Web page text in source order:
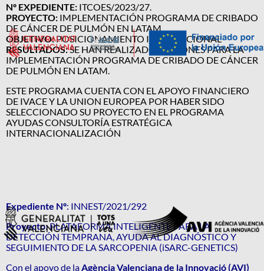
Nº EXPEDIENTE: ITCOES/2023/27.
PROYECTO: IMPLEMENTACIÓN PROGRAMA DE CRIBADO
DE CÁNCER DE PULMÓN EN LATAM
OBJETIVO:POSICIONAMIENTO INTERNACIONAL
RESULTADOS:SE HAN REALIZADO ACCIONES PARA LA
IMPLEMENTACIÓN PROGRAMA DE CRIBADO DE CÁNCER
DE PULMÓN EN LATAM.
ESTE PROGRAMA CUENTA CON EL APOYO FINANCIERO
DE IVACE Y LA UNION EUROPEA POR HABER SIDO
SELECCIONADO SU PROYECTO EN EL PROGRAMA
AYUDAS CONSULTORÍA ESTRATÉGICA
INTERNACIONALIZACIÓN
Expediente Nº: INNEST/2021/292
Proyecto:PLATAFORMA INTELIGENTE PARA LA
DETECCIÓN TEMPRANA, AYUDA AL DIAGNÓSTICO Y
SEGUIMIENTO DE LA SARCOPENIA (iSARC-GENETICS)
Con el apoyo de laAgència Valenciana de la Innovació (AVI)